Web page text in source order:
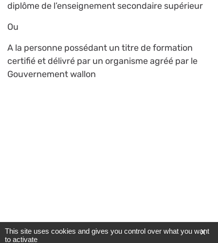
diplôme de l’enseignement secondaire supérieur
Ou
A la personne possédant un titre de formation
certifié et délivré par un organisme agréé par le
Gouvernement wallon
X
This site uses cookies and gives you control over what you want
to activate